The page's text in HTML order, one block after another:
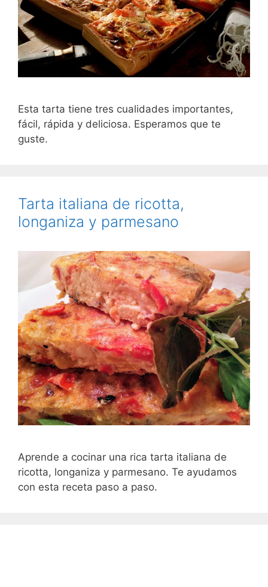
Esta tarta tiene tres cualidades importantes,
fácil, rápida y deliciosa. Esperamos que te
guste.
Tarta italiana de ricotta,
longaniza y parmesano
Aprende a cocinar una rica tarta italiana de
ricotta, longaniza y parmesano. Te ayudamos
con esta receta paso a paso.